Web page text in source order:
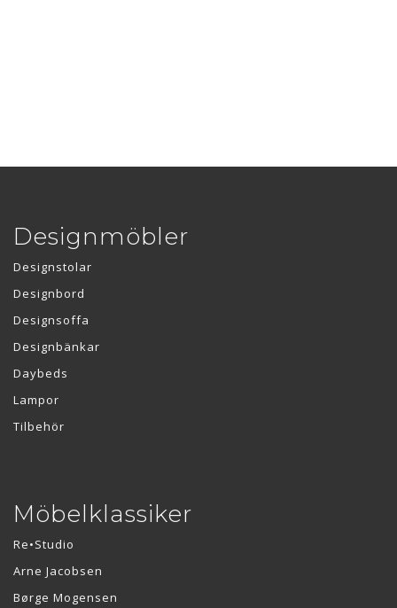
Designmöbler
Designstolar
Designbord
Designsoffa
Designbänkar
Daybeds
Lampor
Tilbehör
Möbelklassiker
Re•Studio
Arne Jacobsen
Børge Mogensen